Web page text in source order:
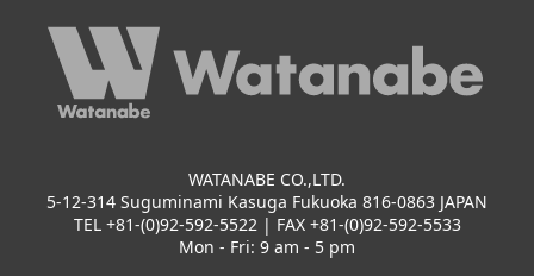
WATANABE CO.,LTD.
5-12-314 Suguminami Kasuga Fukuoka 816-0863 JAPAN
TEL +81-(0)92-592-5522 | FAX +81-(0)92-592-5533
Mon - Fri: 9 am - 5 pm